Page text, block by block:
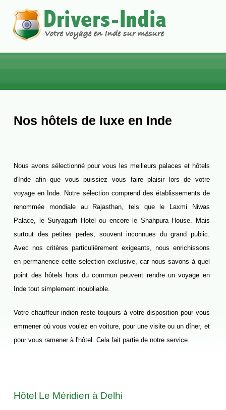
CIRCUITS
TOURS THÉMATIQUES
VOYAGES DE NOCES
VOYAGE SUR MESURE
VOITURE AVEC CHAUFFEUR
QUI SOMMES NOUS
NOTRE PHILOSOPHIE
NOTRE ÉQUIPE
NOTRE HISTOIRE
NOTRE CHARTE ÉTHIQUE
NOS GARANTIES
NOS AVIS CLIENTS
HÔTELS CONFORTS
Nos hôtels de luxe en Inde
Nous avons sélectionné pour vous les meilleurs palaces et hôtels
d'Inde afin que vous puissiez vous faire plaisir lors de votre
voyage en Inde. Notre sélection comprend des établissements de
renommée mondiale au Rajasthan, tels que le Laxmi Niwas
Palace, le Suryagarh Hotel ou encore le Shahpura House. Mais
surtout des petites perles, souvent inconnues du grand public.
Avec nos critères particulièrement exigeants, nous enrichissons
en permanence cette selection exclusive, car nous savons à quel
point des hôtels hors du commun peuvent rendre un voyage en
Inde tout simplement inoubliable.
Votre chauffeur indien reste toujours à votre disposition pour vous
emmener où vous voulez en voiture, pour une visite ou un dîner, et
pour vous ramener à l'hôtel. Cela fait partie de notre service.
Hôtel Le Méridien à Delhi